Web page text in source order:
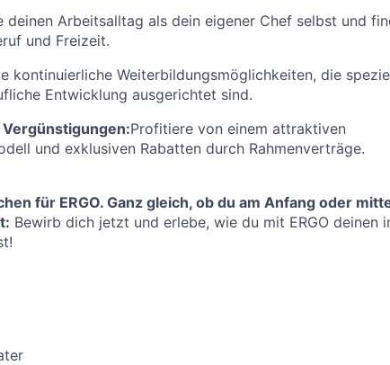
deinen Arbeitsalltag als dein eigener Chef selbst und
und Freizeit.
kontinuierliche Weiterbildungsmöglichkeiten, die
Entwicklung ausgerichtet sind.
Profitiere von einem attraktiven
und exklusiven Rabatten durch Rahmenverträge.
für ERGO. Ganz gleich, ob du am Anfang oder
Bewirb dich jetzt und erlebe, wie du mit ERGO deinen